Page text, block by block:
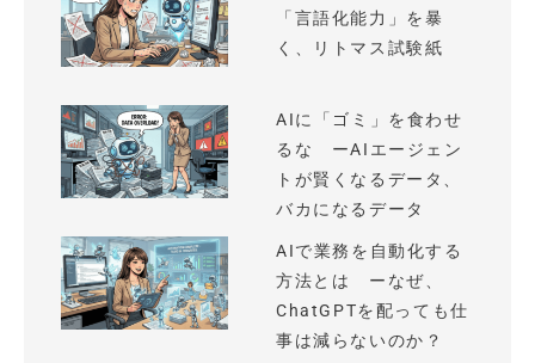
「言語化能力」を暴
く、リトマス試験紙
AIに「ゴミ」を食わせ
るな ーAIエージェン
トが賢くなるデータ、
バカになるデータ
AIで業務を自動化する
方法とは ーなぜ、
ChatGPTを配っても仕
事は減らないのか？